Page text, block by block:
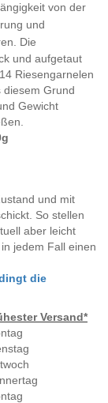
von der
und
Die
und aufgetaut
Riesengarnelen
Grund
Gewicht
und mit
So stellen
aber leicht
jedem Fall einen
die
Versand*